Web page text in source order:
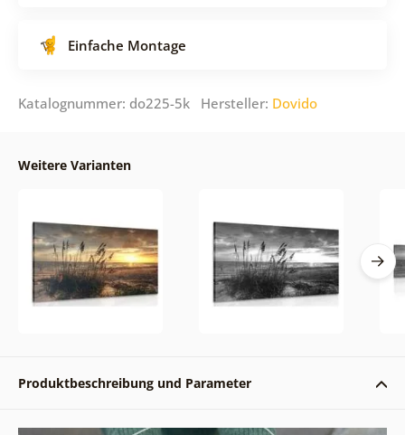
Einfache Montage
Katalognummer: do225-5k Hersteller: Dovido
Weitere Varianten
Produktbeschreibung und Parameter